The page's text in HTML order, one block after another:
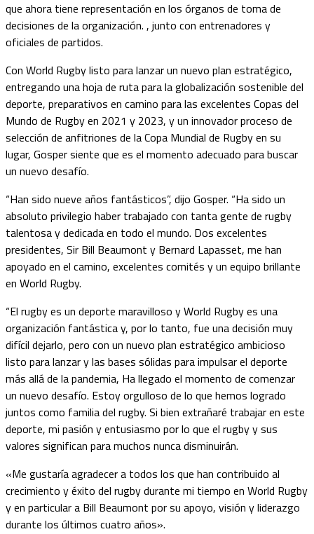
que ahora tiene representación en los órganos de toma de
decisiones de la organización. , junto con entrenadores y
oficiales de partidos.
Con World Rugby listo para lanzar un nuevo plan estratégico,
entregando una hoja de ruta para la globalización sostenible del
deporte, preparativos en camino para las excelentes Copas del
Mundo de Rugby en 2021 y 2023, y un innovador proceso de
selección de anfitriones de la Copa Mundial de Rugby en su
lugar, Gosper siente que es el momento adecuado para buscar
un nuevo desafío.
“Han sido nueve años fantásticos”, dijo Gosper. “Ha sido un
absoluto privilegio haber trabajado con tanta gente de rugby
talentosa y dedicada en todo el mundo. Dos excelentes
presidentes, Sir Bill Beaumont y Bernard Lapasset, me han
apoyado en el camino, excelentes comités y un equipo brillante
en World Rugby.
“El rugby es un deporte maravilloso y World Rugby es una
organización fantástica y, por lo tanto, fue una decisión muy
difícil dejarlo, pero con un nuevo plan estratégico ambicioso
listo para lanzar y las bases sólidas para impulsar el deporte
más allá de la pandemia, Ha llegado el momento de comenzar
un nuevo desafío. Estoy orgulloso de lo que hemos logrado
juntos como familia del rugby. Si bien extrañaré trabajar en este
deporte, mi pasión y entusiasmo por lo que el rugby y sus
valores significan para muchos nunca disminuirán.
«Me gustaría agradecer a todos los que han contribuido al
crecimiento y éxito del rugby durante mi tiempo en World Rugby
y en particular a Bill Beaumont por su apoyo, visión y liderazgo
durante los últimos cuatro años».